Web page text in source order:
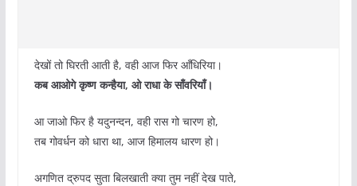
देखों तो घिरती आती है, वही आज फिर आँधिरिया।
कब आओगे कृष्ण कन्हैया, ओ राधा के साँवरियाँ।
आ जाओ फिर है यदुनन्दन, वही रास गो चारण हो,
तब गोवर्धन को धारा था, आज हिमालय धारण हो।
अगणित द्रुपद सुता बिलखाती क्या तुम नहीं देख पाते,